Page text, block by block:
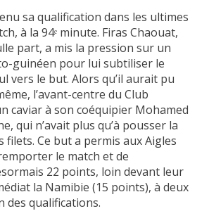
sa qualification dans les ultimes
à la 94ᵉ minute. Firas Chaouat,
part, a mis la pression sur un
guinéen pour lui subtiliser le
vers le but. Alors qu’il aurait pu
l’avant-centre du Club
caviar à son coéquipier Mohamed
qui n’avait plus qu’à pousser la
filets. Ce but a permis aux Aigles
le match et de
22 points, loin devant leur
la Namibie (15 points), à deux
des qualifications.